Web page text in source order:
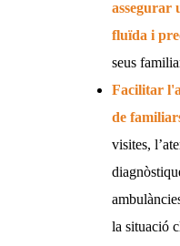
assegurar
fluïda i
seus
Facilitar
de
visites,
la situació